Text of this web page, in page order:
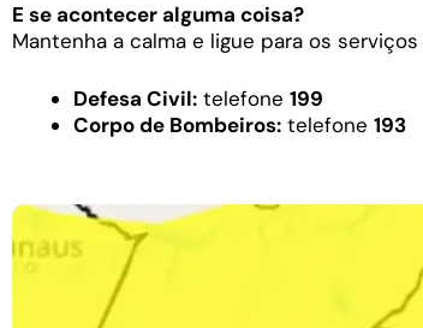
E se acontecer alguma coisa?
Mantenha a calma e ligue para os
Defesa Civil: telefone 199
Corpo de Bombeiros: telefone 193